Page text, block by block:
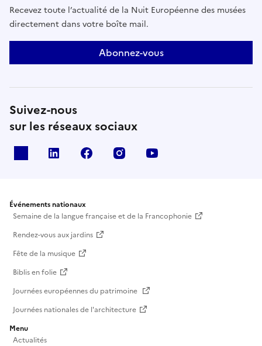
Recevez toute l’actualité de la Nuit Européenne des musées
directement dans votre boîte mail.
Abonnez-vous
Suivez-nous
sur les réseaux sociaux
Linkedin Facebook Instagram
Événements nationaux
Semaine de la langue française et de la Francophonie
Rendez-vous aux jardins
Fête de la musique
Biblis en folie
Journées européennes du patrimoine
Journées nationales de l'architecture
Menu
Actualités